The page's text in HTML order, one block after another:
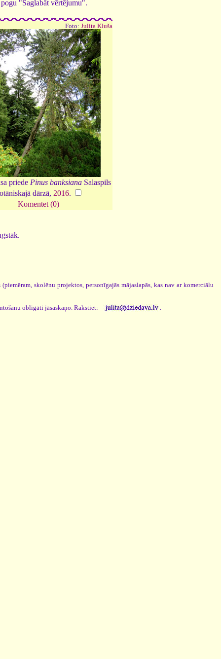
"Saglabāt vērtējumu".
Foto: Julita Kluša
priede Pinus banksianaSalaspils
dārzā, 2016.
Komentēt (0)
skolēnu projektos, personīgajās mājaslapās, kas nav ar komerciālu
obligāti jāsaskaņo. Rakstiet: .